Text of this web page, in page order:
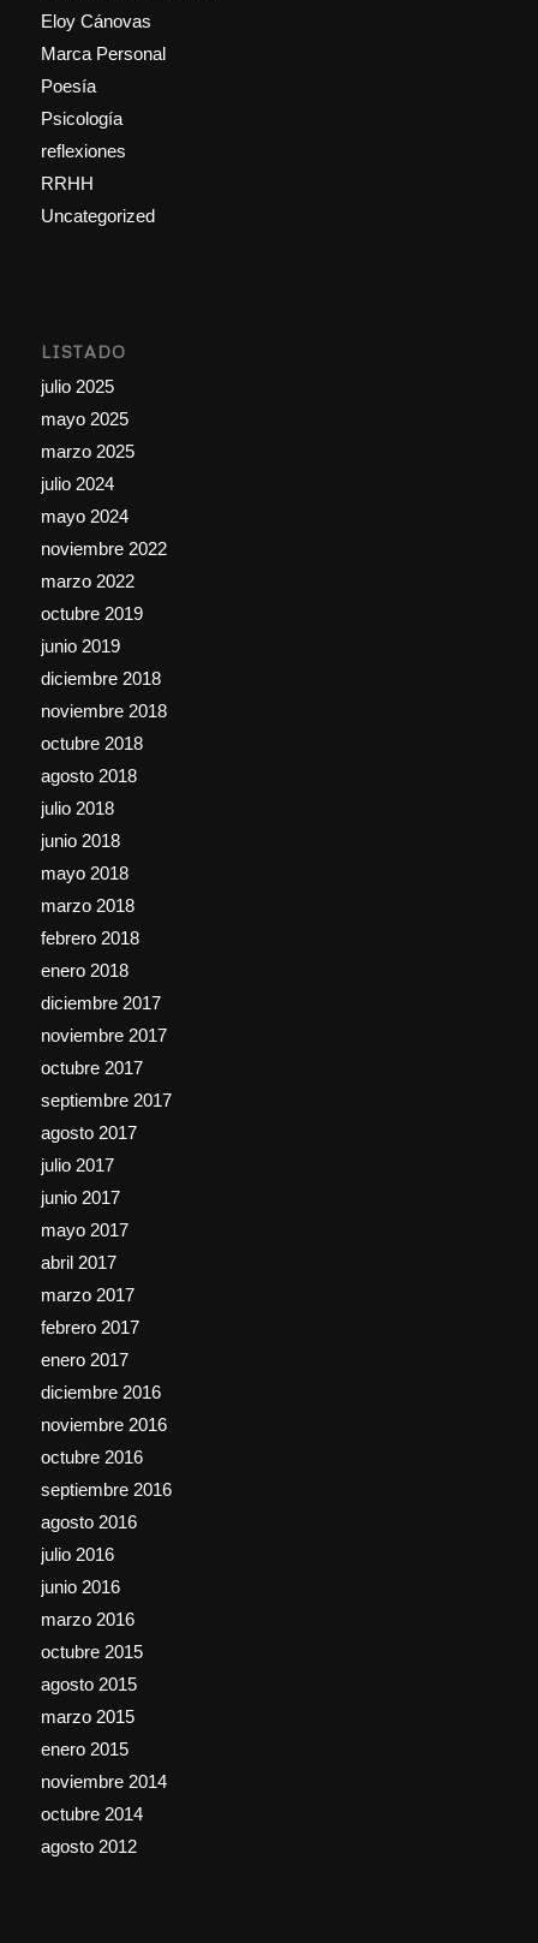
Eloy Cánovas
Marca Personal
Poesía
Psicología
reflexiones
RRHH
Uncategorized
LISTADO
julio 2025
mayo 2025
marzo 2025
julio 2024
mayo 2024
noviembre 2022
marzo 2022
octubre 2019
junio 2019
diciembre 2018
noviembre 2018
octubre 2018
agosto 2018
julio 2018
junio 2018
mayo 2018
marzo 2018
febrero 2018
enero 2018
diciembre 2017
noviembre 2017
octubre 2017
septiembre 2017
agosto 2017
julio 2017
junio 2017
mayo 2017
abril 2017
marzo 2017
febrero 2017
enero 2017
diciembre 2016
noviembre 2016
octubre 2016
septiembre 2016
agosto 2016
julio 2016
junio 2016
marzo 2016
octubre 2015
agosto 2015
marzo 2015
enero 2015
noviembre 2014
octubre 2014
agosto 2012